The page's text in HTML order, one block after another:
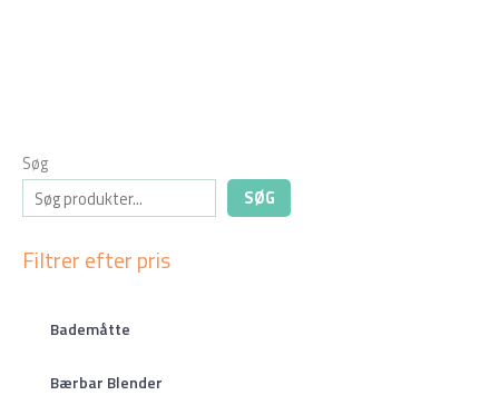
Søg
SØG
Filtrer efter pris
Bademåtte
Bærbar Blender